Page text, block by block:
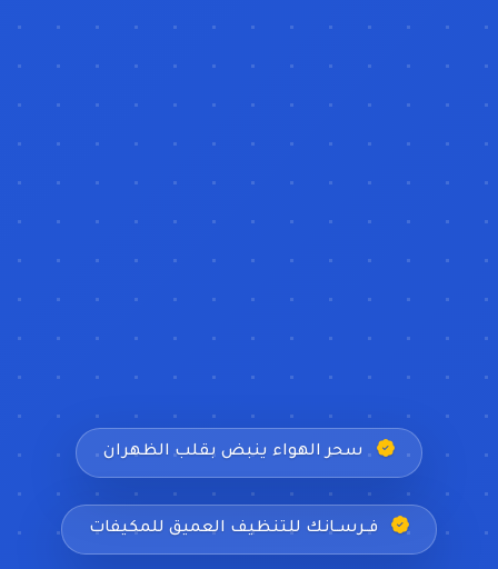
سحر الهواء ينبض بقلب الظهران
فــرســانـك للتنظيف العميق للمكيفات